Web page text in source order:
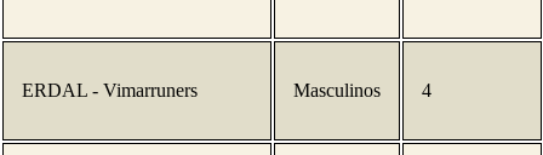
ERDAL - Vimarruners Masculinos 4